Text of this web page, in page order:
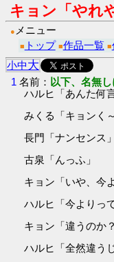
キョン「やれ
● メニュー
■ トップ ■作品一覧 ■
小中大
1 名前： 以下、名無
ハルヒ「あんた何
みくる「キョンく
長門「ナンセンス」
古泉「んっふ」
キョン「いや、今
ハルヒ「今よりっ
キョン「違うのか？
ハルヒ「全然違う